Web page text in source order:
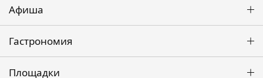
Афиша
Гастрономия
Площадки